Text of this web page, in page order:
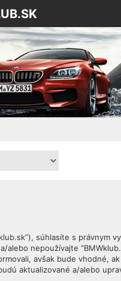
súhlasíte s
nepoužívajte
avšak bude vhodné,
aktualizované a/alebo